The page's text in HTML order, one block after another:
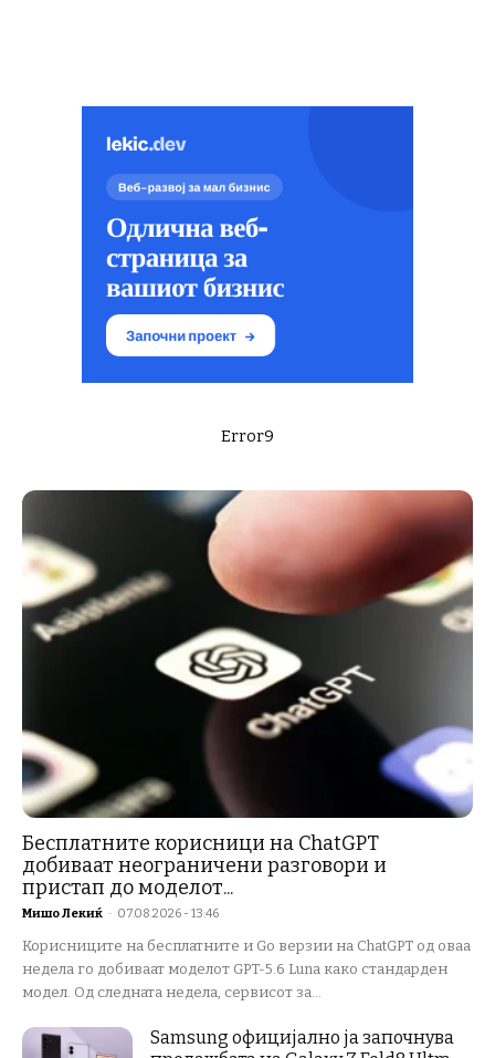
Error9
Бесплатните корисници на ChatGPT
добиваат неограничени разговори и
пристап до моделот...
Мишо Лекиќ - 07.08.2026 - 13:46
Корисниците на бесплатните и Go верзии на ChatGPT од оваа
недела го добиваат моделот GPT-5.6 Luna како стандарден
модел. Од следната недела, сервисот за...
Samsung официјално ја започнува